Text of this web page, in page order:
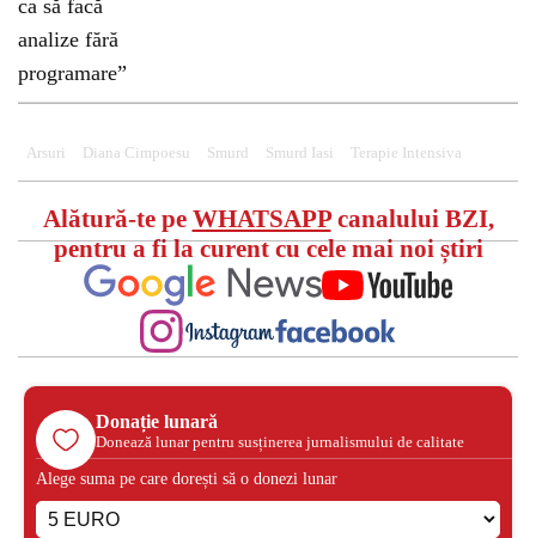
Arsuri Diana Cimpoesu Smurd Smurd Iasi Terapie Intensiva
Alătură-te pe WHATSAPPcanalului BZI,
pentru a fi la curent cu cele mai noi știri
Donație lunară
Donează lunar pentru susținerea jurnalismului de calitate
Alege suma pe care dorești să o donezi lunar